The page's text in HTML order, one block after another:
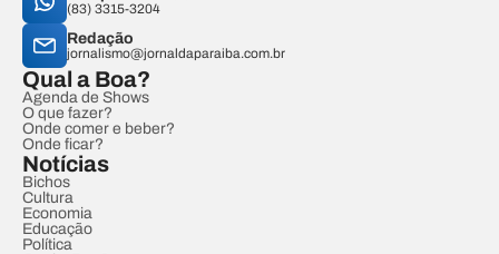
(83) 3315-3204
Redação
jornalismo@jornaldaparaiba.com.br
Qual a Boa?
Agenda de Shows
O que fazer?
Onde comer e beber?
Onde ficar?
Notícias
Bichos
Cultura
Economia
Educação
Política